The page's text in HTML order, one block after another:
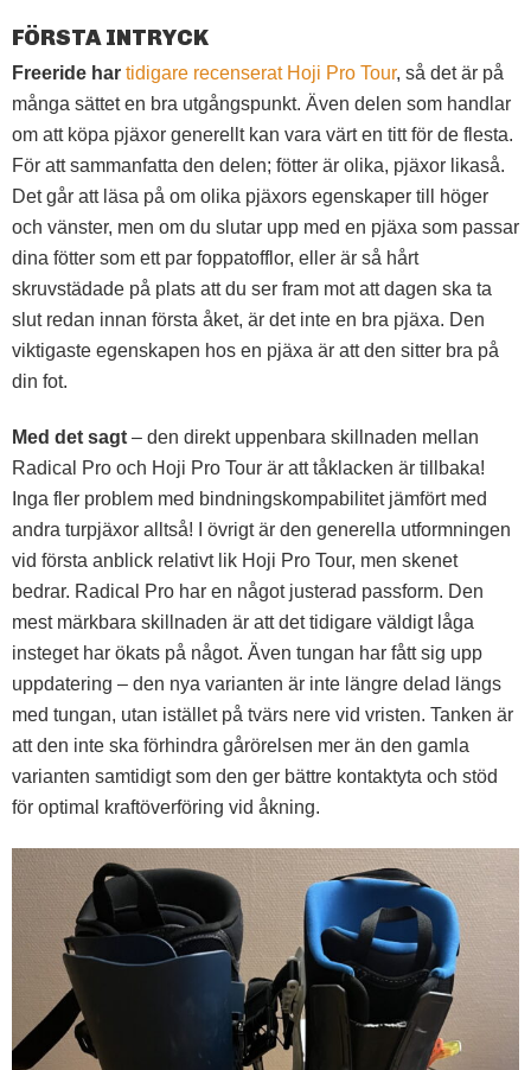
FÖRSTA INTRYCK
Freeride har tidigare recenserat Hoji Pro Tour, så det är på
många sättet en bra utgångspunkt. Även delen som handlar
om att köpa pjäxor generellt kan vara värt en titt för de flesta.
För att sammanfatta den delen; fötter är olika, pjäxor likaså.
Det går att läsa på om olika pjäxors egenskaper till höger
och vänster, men om du slutar upp med en pjäxa som passar
dina fötter som ett par foppatofflor, eller är så hårt
skruvstädade på plats att du ser fram mot att dagen ska ta
slut redan innan första åket, är det inte en bra pjäxa. Den
viktigaste egenskapen hos en pjäxa är att den sitter bra på
din fot.
Med det sagt – den direkt uppenbara skillnaden mellan
Radical Pro och Hoji Pro Tour är att tåklacken är tillbaka!
Inga fler problem med bindningskompabilitet jämfört med
andra turpjäxor alltså! I övrigt är den generella utformningen
vid första anblick relativt lik Hoji Pro Tour, men skenet
bedrar. Radical Pro har en något justerad passform. Den
mest märkbara skillnaden är att det tidigare väldigt låga
insteget har ökats på något. Även tungan har fått sig upp
uppdatering – den nya varianten är inte längre delad längs
med tungan, utan istället på tvärs nere vid vristen. Tanken är
att den inte ska förhindra gårörelsen mer än den gamla
varianten samtidigt som den ger bättre kontaktyta och stöd
för optimal kraftöverföring vid åkning.